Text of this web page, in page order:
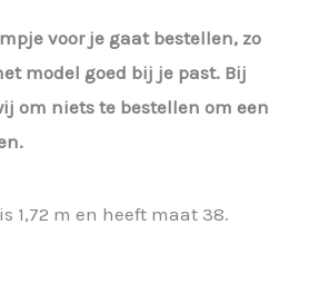
voor je gaat bestellen, zo
model goed bij je past. Bij
om niets te bestellen om een
1,72 m en heeft maat 38.